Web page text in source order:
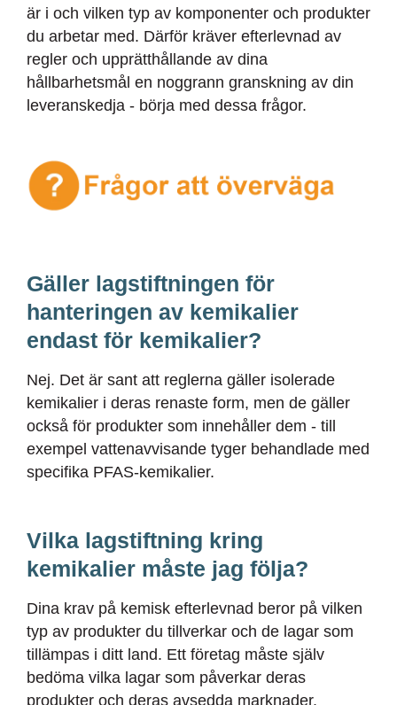
är i och vilken typ av komponenter och produkter
du arbetar med. Därför kräver efterlevnad av
regler och upprätthållande av dina
hållbarhetsmål en noggrann granskning av din
leveranskedja - börja med dessa frågor.
Gäller lagstiftningen för
hanteringen av kemikalier
endast för kemikalier?
Nej. Det är sant att reglerna gäller isolerade
kemikalier i deras renaste form, men de gäller
också för produkter som innehåller dem - till
exempel vattenavvisande tyger behandlade med
specifika PFAS-kemikalier.
Vilka lagstiftning kring
kemikalier måste jag följa?
Dina krav på kemisk efterlevnad beror på vilken
typ av produkter du tillverkar och de lagar som
tillämpas i ditt land. Ett företag måste själv
bedöma vilka lagar som påverkar deras
produkter och deras avsedda marknader.